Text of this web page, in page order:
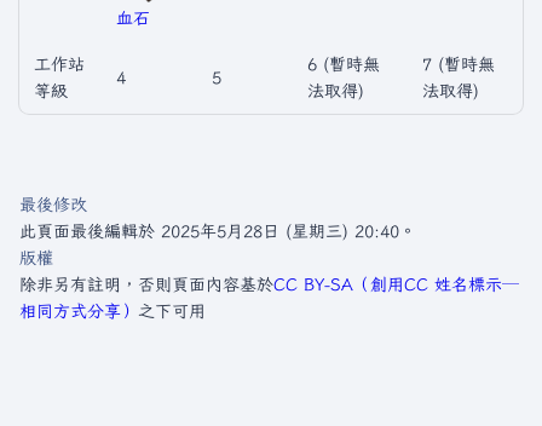
血石
工作站
等級
4 5
6 (暫時無
法取得)
7 (暫時無
法取得)
最後修改
此頁面最後編輯於 2025年5月28日 (星期三) 20:40。
版權
除非另有註明，否則頁面內容基於CC BY-SA（創用CC 姓名標示─
相同方式分享） 之下可用